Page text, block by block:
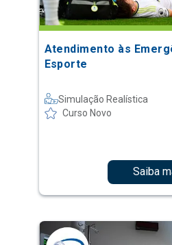
Atendimento às
Esporte
Simulação Realística
Curso Novo
Saiba